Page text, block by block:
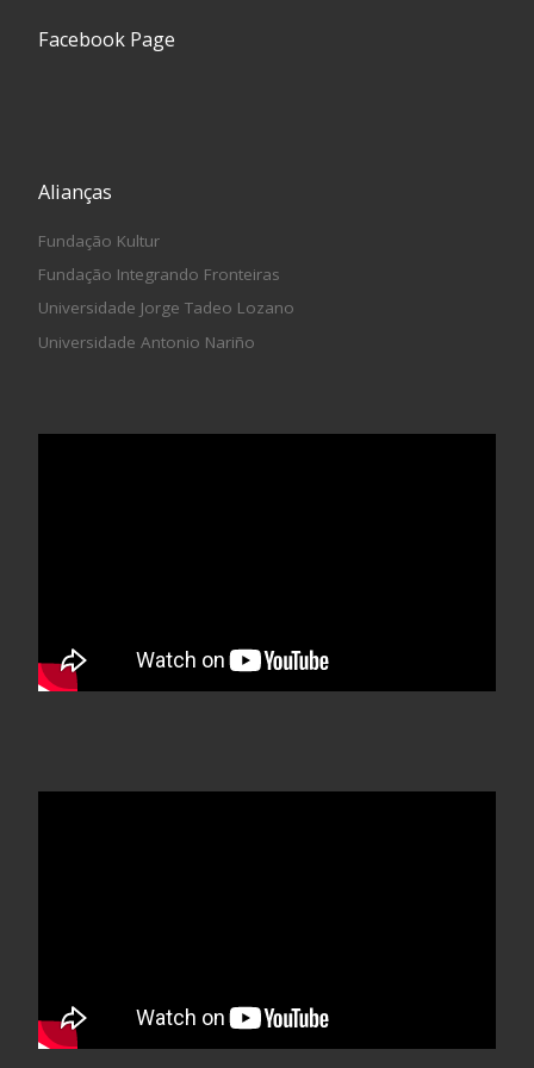
Facebook Page
Alianças
Fundação Kultur
Fundação Integrando Fronteiras
Universidade Jorge Tadeo Lozano
Universidade Antonio Nariño